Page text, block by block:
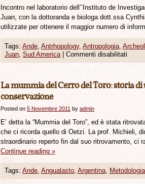
Incontro nel laboratorio dell’’Instituto de
Juan, con la dottoranda e biologa dott.ssa
utilizzate per ottenere il maggior numero di
Tags: Ande, Antrhopology, Antropologia,
Juan, Sud America Commenti disabilitati
La mummia del Cerro del Toro: storia
conservazione
Posted on 5 Novembre 2011 by admin
E’ detta la “Mummia del Toro”, ed è stata
che ci ricorda quello di Oetzi. La prof. Michieli,
straordinario reperto fin dal suo ritrovamento,
Continue reading »
Tags: Ande, Angualasto, Argentina, Metodologia